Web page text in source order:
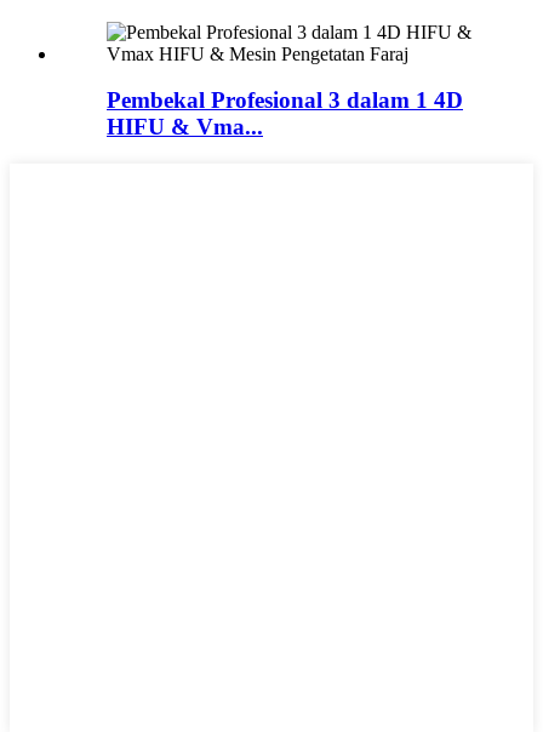
Pembekal Profesional 3 dalam 1 4D
HIFU & Vma...